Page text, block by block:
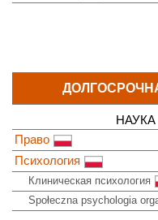
НАУКА
Право
Психология
Клиническая психология
Społeczna psychologia